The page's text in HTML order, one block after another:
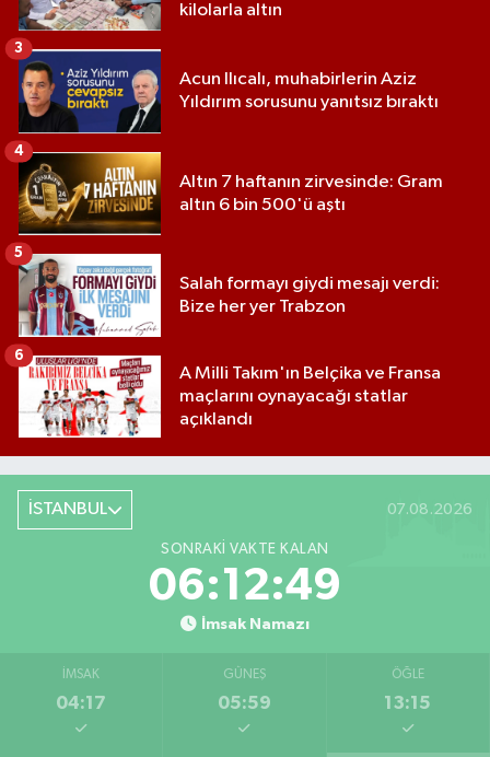
kilolarla altın
Acun Ilıcalı, muhabirlerin Aziz
Yıldırım sorusunu yanıtsız bıraktı
3
Altın 7 haftanın zirvesinde: Gram
altın 6 bin 500'ü aştı
4
Salah formayı giydi mesajı verdi:
Bize her yer Trabzon
5
A Milli Takım'ın Belçika ve Fransa
maçlarını oynayacağı statlar
açıklandı
6
İSTANBUL 07.08.2026
SONRAKI VAKTE KALAN
06:12:48
İmsak Namazı
İMSAK
04:17
GÜNEŞ
05:59
ÖĞLE
13:15